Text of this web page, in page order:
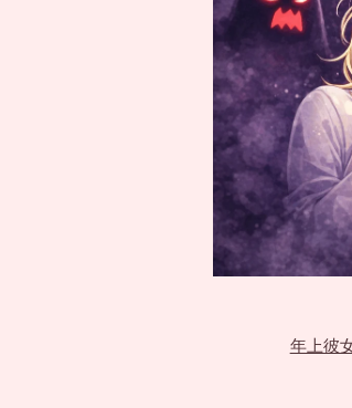
年上彼